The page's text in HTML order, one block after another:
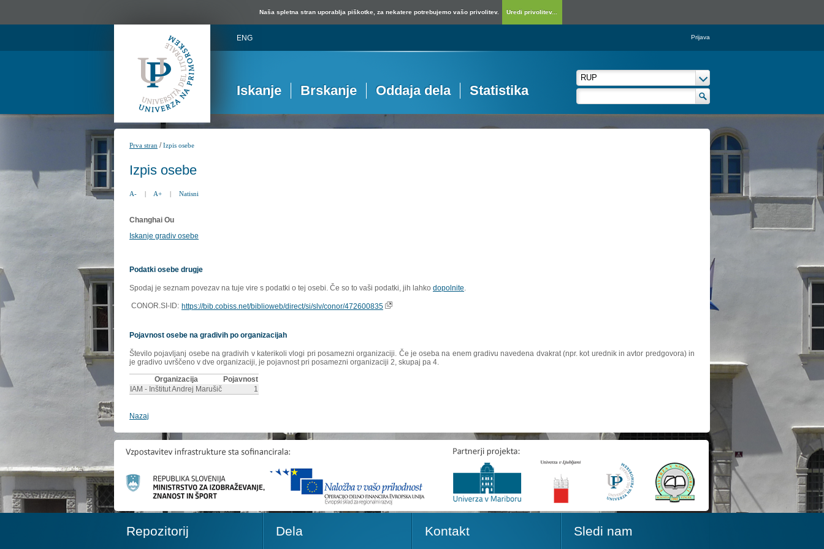
Naša spletna stran uporablja piškotke, za nekatere potrebujemo vašo privolitev. Uredi privolitev...
ENG Prijava
Iskanje Brskanje Oddaja dela Statistika
Prva stran /Izpis osebe
Izpis osebe
A- | A+ | Natisni
Changhai Ou
Iskanje gradiv osebe
Podatki osebe drugje
Spodaj je seznam povezav na tuje vire s podatki o tej osebi. Če so to vaši podatki, jih lahko dopolnite.
CONOR.SI-ID: https://bib.cobiss.net/biblioweb/direct/si/slv/conor/472600835
Pojavnost osebe na gradivih po organizacijah
Število pojavljanj osebe na gradivih v katerikoli vlogi pri posamezni organizaciji. Če je oseba na enem gradivu navedena dvakrat (npr. kot urednik in avtor predgovora) in
je gradivo uvrščeno v dve organizaciji, je pojavnost pri posamezni organizaciji 2, skupaj pa 4.
Organizacija
Pojavnost
IAM - Inštitut Andrej Marušič
1
Nazaj
Repozitorij Dela Kontakt Sledi nam